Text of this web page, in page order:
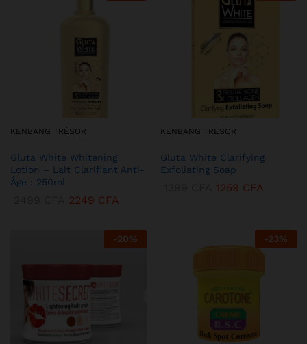
KENBANG TRÉSOR
Gluta White Whitening
Lotion – Lait Clarifiant Anti-
Âge : 250ml
2249 CFA
KENBANG TRÉSOR
Gluta White Clarifying
Exfoliating Soap
1259 CFA
-20% -23%